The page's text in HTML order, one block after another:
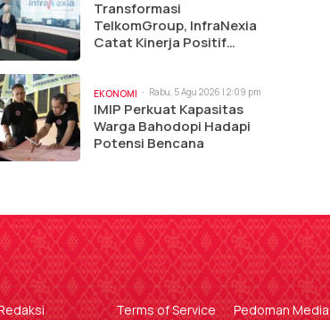
Transformasi
TelkomGroup, InfraNexia
Catat Kinerja Positif
EKONOMI Rabu, 5 Agu 2026 | 2:09 pm
IMIP Perkuat Kapasitas
Warga Bahodopi Hadapi
Potensi Bencana
Terms of Service
Pedoman Media